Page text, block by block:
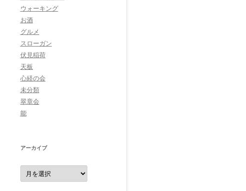
ウォーキング
お酒
グルメ
スローガン
伏見稲荷
天板
心経の会
未分類
翠章会
能
アーカイブ
ア
カ